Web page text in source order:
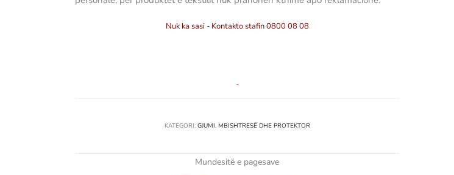
Nuk ka sasi - Kontakto stafin 0800 08 08
-
KATEGORI: GJUMI, MBISHTRESË DHE PROTEKTOR
Mundesitë e pagesave